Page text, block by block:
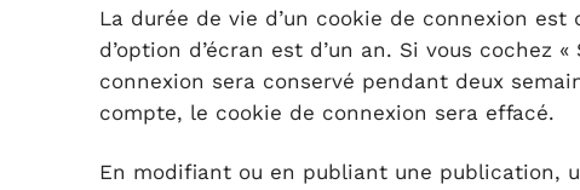
La durée de vie d’un cookie de connexion est
d’option d’écran est d’un an. Si vous cochez
connexion sera conservé pendant deux
compte, le cookie de connexion sera effacé.
En modifiant ou en publiant une publication,